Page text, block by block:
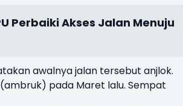
Perbaiki Akses Jalan Menuju
awalnya jalan tersebut anjlok.
pada Maret lalu. Sempat